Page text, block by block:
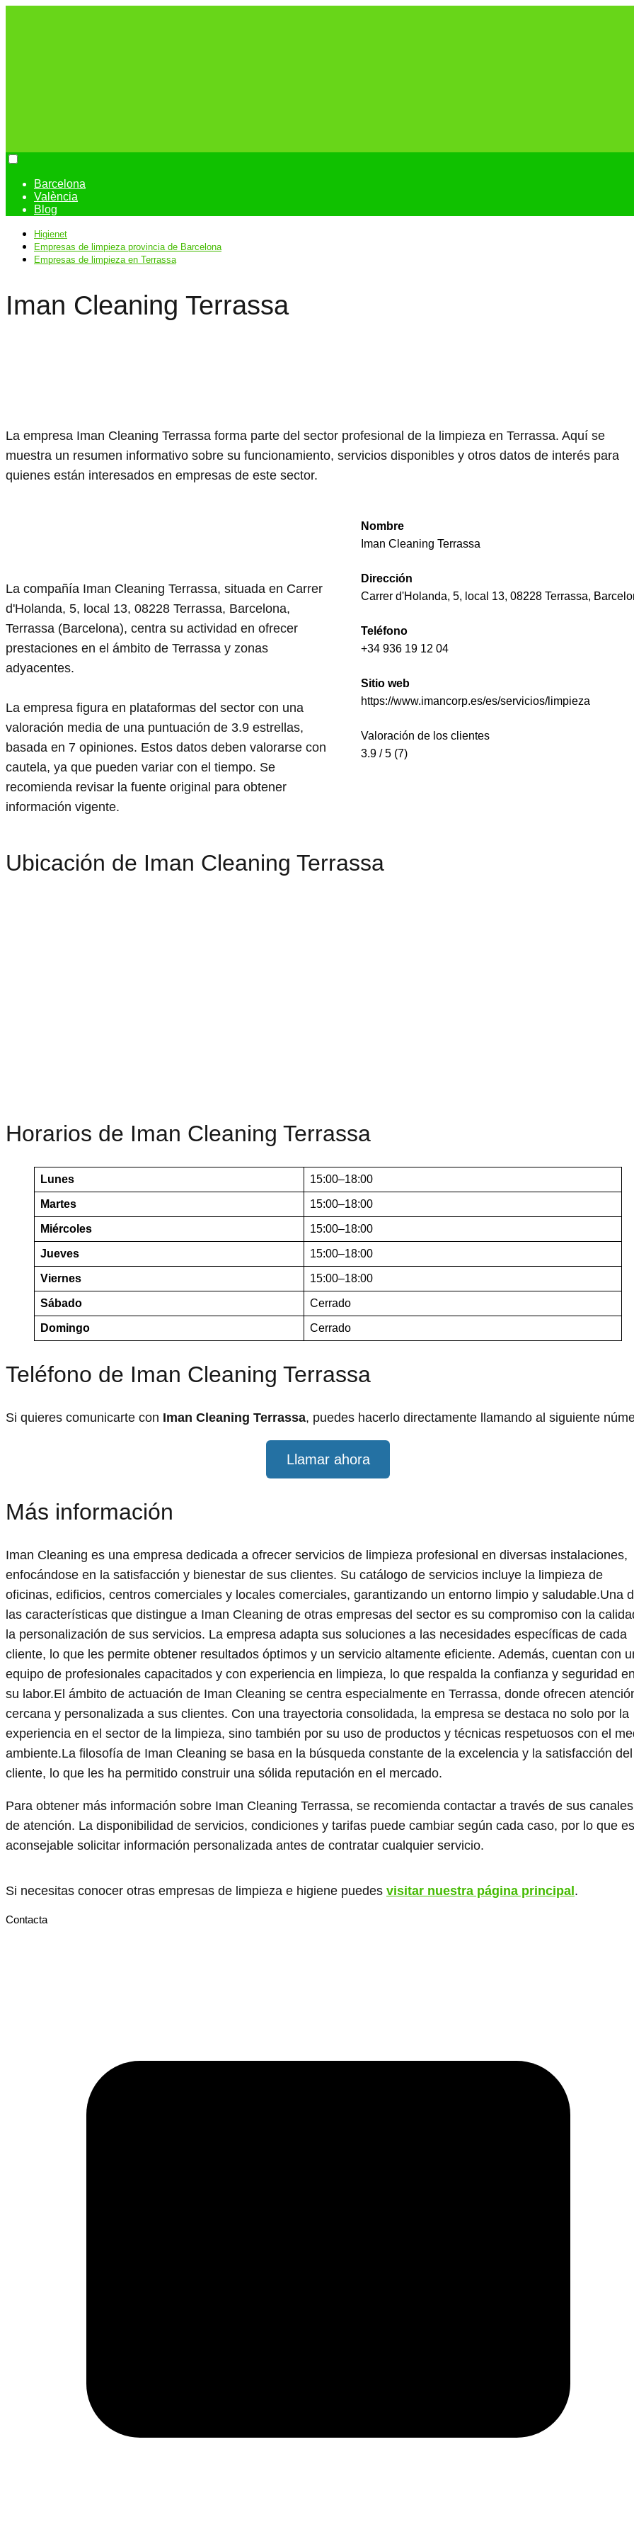
Barcelona
València
Blog
Higienet
Empresas de limpieza provincia de Barcelona
Empresas de limpieza en Terrassa
Iman Cleaning Terrassa
La empresa Iman Cleaning Terrassa forma parte del sector profesional de la limpieza en Terrassa. Aquí se
muestra un resumen informativo sobre su funcionamiento, servicios disponibles y otros datos de interés para
quienes están interesados en empresas de este sector.
La compañía Iman Cleaning Terrassa, situada en Carrer
d'Holanda, 5, local 13, 08228 Terrassa, Barcelona,
Terrassa (Barcelona), centra su actividad en ofrecer
prestaciones en el ámbito de Terrassa y zonas
adyacentes.
La empresa figura en plataformas del sector con una
valoración media de una puntuación de 3.9 estrellas,
basada en 7 opiniones. Estos datos deben valorarse con
cautela, ya que pueden variar con el tiempo. Se
recomienda revisar la fuente original para obtener
información vigente.
Nombre
Iman Cleaning Terrassa
Dirección
Carrer d'Holanda, 5, local 13, 08228 Terrassa,
Teléfono
+34 936 19 12 04
Sitio web
https://www.imancorp.es/es/servicios/limpieza
Valoración de los clientes
3.9 / 5 (7)
Ubicación de Iman Cleaning Terrassa
Horarios de Iman Cleaning Terrassa
Lunes 15:00–18:00
Martes 15:00–18:00
Miércoles 15:00–18:00
Jueves 15:00–18:00
Viernes 15:00–18:00
Sábado Cerrado
Domingo Cerrado
Teléfono de Iman Cleaning Terrassa
Si quieres comunicarte con Iman Cleaning Terrassa, puedes hacerlo directamente llamando al siguiente
Llamar ahora
Más información
Iman Cleaning es una empresa dedicada a ofrecer servicios de limpieza profesional en diversas instalaciones,
enfocándose en la satisfacción y bienestar de sus clientes. Su catálogo de servicios incluye la limpieza de
oficinas, edificios, centros comerciales y locales comerciales, garantizando un entorno limpio y saludable.Una
las características que distingue a Iman Cleaning de otras empresas del sector es su compromiso con la
la personalización de sus servicios. La empresa adapta sus soluciones a las necesidades específicas de cada
cliente, lo que les permite obtener resultados óptimos y un servicio altamente eficiente. Además, cuentan con
equipo de profesionales capacitados y con experiencia en limpieza, lo que respalda la confianza y seguridad
su labor.El ámbito de actuación de Iman Cleaning se centra especialmente en Terrassa, donde ofrecen
cercana y personalizada a sus clientes. Con una trayectoria consolidada, la empresa se destaca no solo por la
experiencia en el sector de la limpieza, sino también por su uso de productos y técnicas respetuosos con el
ambiente.La filosofía de Iman Cleaning se basa en la búsqueda constante de la excelencia y la satisfacción del
cliente, lo que les ha permitido construir una sólida reputación en el mercado.
Para obtener más información sobre Iman Cleaning Terrassa, se recomienda contactar a través de sus canales
de atención. La disponibilidad de servicios, condiciones y tarifas puede cambiar según cada caso, por lo que es
aconsejable solicitar información personalizada antes de contratar cualquier servicio.
Si necesitas conocer otras empresas de limpieza e higiene puedes visitar nuestra página principal .
Contacta